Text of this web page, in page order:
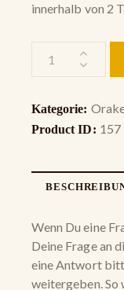
innerhalb von 2
ans
Menge
Kategorie:
Product ID: 157
Wenn Du eine
Deine Frage an
eine Antwort
weitergeben. So